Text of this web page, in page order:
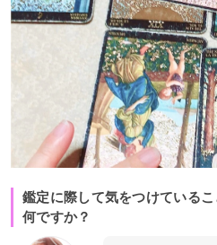
鑑定に際して気をつけている
何ですか？